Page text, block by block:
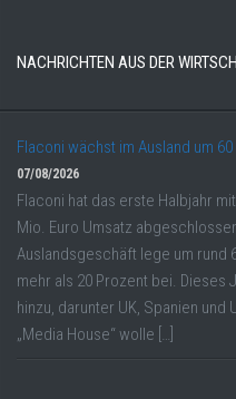
NACHRICHTEN AUS DER
Flaconi wächst im Ausland um
07/08/2026
Flaconi hat das erste Halbjahr
Mio. Euro Umsatz
Auslandsgeschäft lege um rund
mehr als 20 Prozent bei. Dieses
hinzu, darunter UK, Spanien
„Media House“ wolle […]